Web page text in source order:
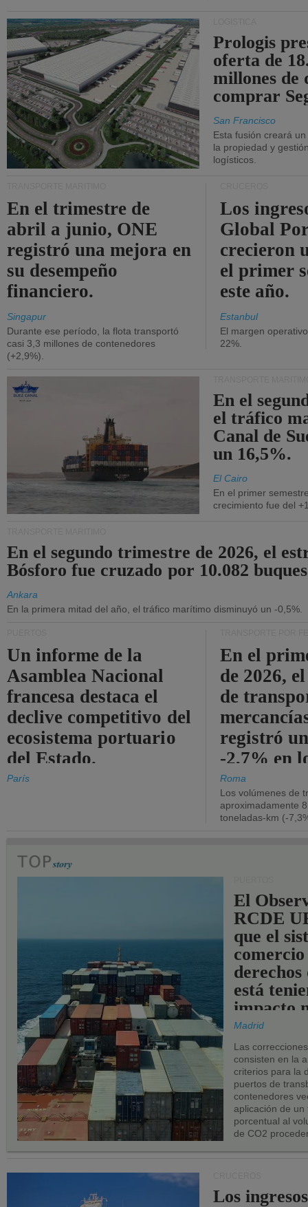
Prologis
oferta de
millones de
comprar
San Francisco
Esta fusión creará
la propiedad y
logísticos.
En el trimestre de
abril a junio, ONE
registró una mejora en
su desempeño
financiero.
Singapur
Durante ese período, la flota transportó
casi 3,3 millones de contenedores
(+2,9%).
Los
Global
crecieron
el primer
este año.
Estanbul
El margen
22%.
En el
el tráfico
Canal de
un 16,5%.
El Cairo
En el primer
crecimiento fue del
En el segundo trimestre de 2026, el
Bósforo fue cruzado por 10.082
Ankara
En la primera mitad del año, el tráfico marítimo disminuyó un -0,5%.
Un informe de la
Asamblea Nacional
francesa destaca el
declive competitivo del
ecosistema portuario
del Estado.
París
En el
de 2026,
de
registró
-2,7% en
Roma
Los volúmenes de
aproximadamente
toneladas-km (-
El
RCDE
que el
comercio
derechos
está
impacto
los
UE.
Madrid
Las
consisten en la
criterios para la
puertos de
contenedores
aplicación de
porcentual al
de CO2
Los